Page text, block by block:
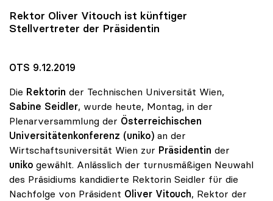
Rektor Oliver Vitouch ist künftiger
Stellvertreter der Präsidentin
OTS 9.12.2019
Die Rektorin der Technischen Universität Wien,
Sabine Seidler, wurde heute, Montag, in der
Plenarversammlung der Österreichischen
Universitätenkonferenz (uniko) an der
Wirtschaftsuniversität Wien zur Präsidentin der
uniko gewählt. Anlässlich der turnusmäßigen Neuwahl
des Präsidiums kandidierte Rektorin Seidler für die
Nachfolge von Präsident Oliver Vitouch, Rektor der